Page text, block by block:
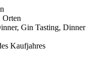
Orten
Gin Tasting, Dinner
Kaufjahres